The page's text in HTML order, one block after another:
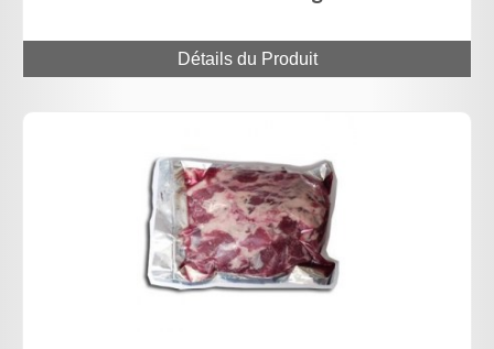
Détails du Produit